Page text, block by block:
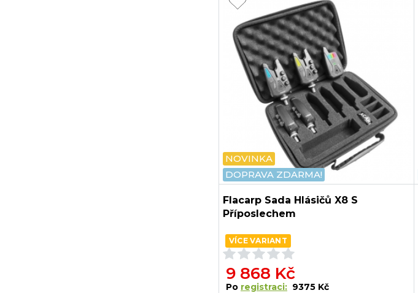
NOVINKA
DOPRAVA ZDARMA!
Flacarp Sada Hlásičů X8 S
Příposlechem
VÍCE VARIANT
9 868 Kč
Po registraci: 9375 Kč